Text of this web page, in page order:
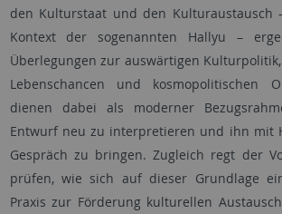
den Kulturstaat und den Kulturaustausch
Kontext der sogenannten Hallyu –
Überlegungen zur auswärtigen
Lebenschancen und kosmopolitischen
dienen dabei als moderner
Entwurf neu zu interpretieren und ihn mit
Gespräch zu bringen. Zugleich regt der
prüfen, wie sich auf dieser Grundlage
Praxis zur Förderung kulturellen